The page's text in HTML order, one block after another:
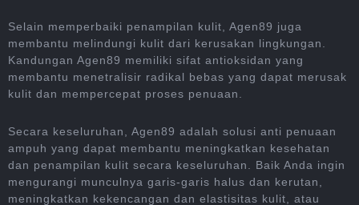
Selain memperbaiki penampilan kulit, Agen89 juga
membantu melindungi kulit dari kerusakan lingkungan.
Kandungan Agen89 memiliki sifat antioksidan yang
membantu menetralisir radikal bebas yang dapat merusak
kulit dan mempercepat proses penuaan.
Secara keseluruhan, Agen89 adalah solusi anti penuaan
ampuh yang dapat membantu meningkatkan kesehatan
dan penampilan kulit secara keseluruhan. Baik Anda ingin
mengurangi munculnya garis-garis halus dan kerutan,
meningkatkan kekencangan dan elastisitas kulit, atau